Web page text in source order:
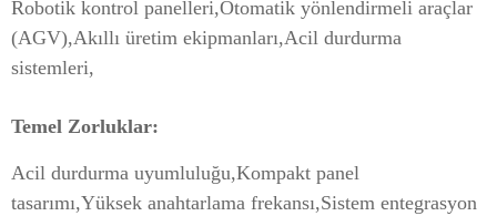
Robotik kontrol panelleri,Otomatik yönlendirmeli araçlar
(AGV),Akıllı üretim ekipmanları,Acil durdurma
sistemleri,
Temel Zorluklar:
Acil durdurma uyumluluğu,Kompakt panel
tasarımı,Yüksek anahtarlama frekansı,Sistem entegrasyon